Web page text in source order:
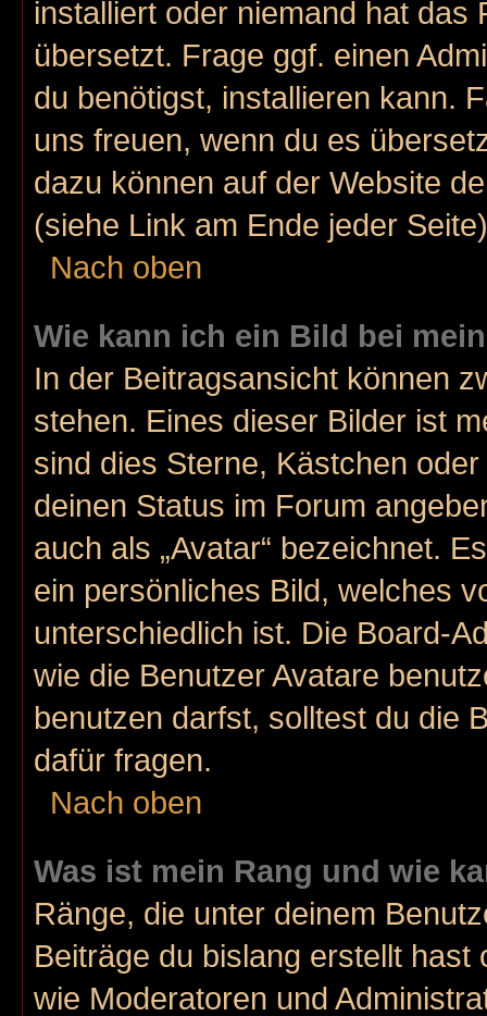
installiert oder niemand hat das
übersetzt. Frage ggf. einen
du benötigst, installieren kann.
uns freuen, wenn du es
dazu können auf der Website
(siehe Link am Ende jeder
Nach oben
Wie kann ich ein Bild bei
In der Beitragsansicht können
stehen. Eines dieser Bilder ist
sind dies Sterne, Kästchen
deinen Status im Forum
auch als „Avatar“ bezeichnet.
ein persönliches Bild, welches
unterschiedlich ist. Die Board-
wie die Benutzer Avatare
benutzen darfst, solltest du die
dafür fragen.
Nach oben
Was ist mein Rang und wie
Ränge, die unter deinem
Beiträge du bislang erstellt
wie Moderatoren und